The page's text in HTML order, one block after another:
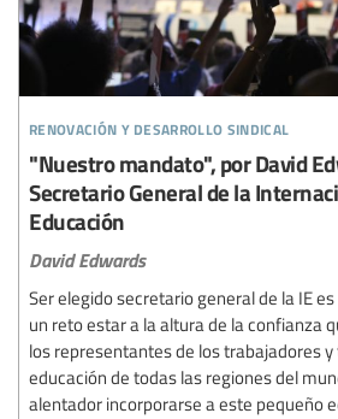
renovación y desarrollo sindical
"Nuestro mandato", por David
Secretario General de la
Educación
David Edwards
Ser elegido secretario general de la IE
un reto estar a la altura de la confianza
los representantes de los trabajadores
educación de todas las regiones del
alentador incorporarse a este pequeño